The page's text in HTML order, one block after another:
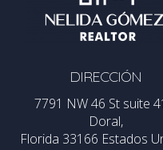
DIRECCIÓN
7791 NW 46 St suite
Doral,
Florida 33166 Estados